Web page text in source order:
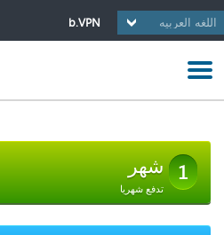
b.VPN
1 شهر
تدفع شهريا